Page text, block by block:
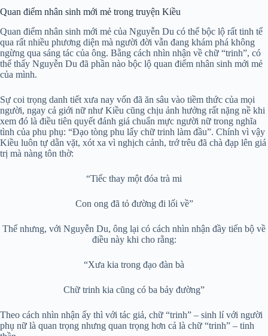
Quan điểm nhân sinh mới mẻ trong truyện Kiều
Quan điểm nhân sinh mới mẻ của Nguyễn Du có thể bộc lộ rất tinh tế
qua rất nhiều phương diện mà người đời vẫn đang khám phá không
ngừng qua sáng tác của ông. Bằng cách nhìn nhận về chữ “trinh”, có
thể thấy Nguyễn Du đã phần nào bộc lộ quan điểm nhân sinh mới mẻ
của mình.
Sự coi trọng danh tiết xưa nay vốn đã ăn sâu vào tiềm thức của mọi
người, ngay cả giới nữ như Kiều cũng chịu ảnh hưởng rất nặng nề khi
xem đó là điều tiên quyết đánh giá chuẩn mực người nữ trong nghĩa
tình của phu phụ: “Đạo tòng phu lấy chữ trinh làm đầu”. Chính vì vậy
Kiều luôn tự dằn vặt, xót xa vì nghịch cảnh, trớ trêu đã chà đạp lên giá
trị mà nàng tôn thờ:
“Tiếc thay một đóa trà mi
Con ong đã tỏ đường đi lối về”
Thế nhưng, với Nguyễn Du, ông lại có cách nhìn nhận đầy tiến bộ về
điều này khi cho rằng:
“Xưa kia trong đạo đàn bà
Chữ trinh kia cũng có ba bảy đường”
Theo cách nhìn nhận ấy thì với tác giả, chữ “trinh” – sinh lí với người
phụ nữ là quan trọng nhưng quan trọng hơn cả là chữ “trinh” – tinh